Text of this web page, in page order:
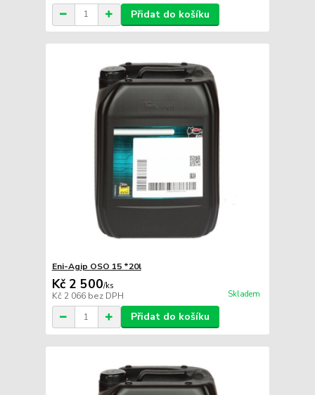
Přidat do košíku
Eni-Agip OSO 15 *20l
Kč 2 500/ks
Kč 2 066 bez DPH Skladem
Přidat do košíku